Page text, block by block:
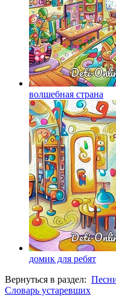
волшебная страна
домик для ребят
Вернуться в раздел:
Словарь устаревших